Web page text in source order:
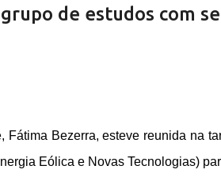
de estudos com
Fátima Bezerra, esteve reunida na
Eólica e Novas Tecnologias)